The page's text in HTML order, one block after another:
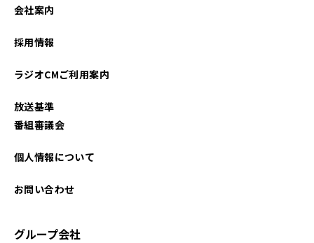
会社案内
採用情報
ラジオCMご利用案内
放送基準
番組審議会
個人情報について
お問い合わせ
グループ会社